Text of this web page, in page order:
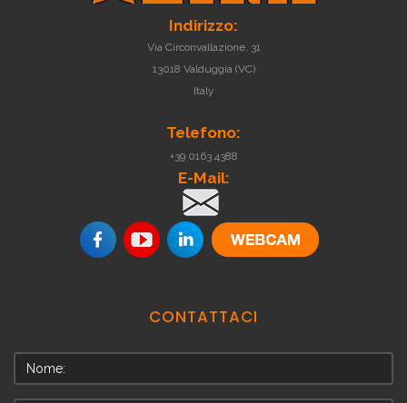
Indirizzo:
Via Circonvallazione, 31
13018 Valduggia (VC)
Italy
Telefono:
+39 0163 4388
E-Mail:
.
CONTATTACI